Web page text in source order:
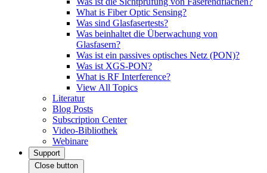
What is Fiber Optic Sensing?
Was sind Glasfasertests?
Was beinhaltet die Überwachung von
Glasfasern?
Was ist ein passives optisches Netz (PON)?
Was ist XGS-PON?
What is RF Interference?
View All Topics
Literatur
Blog Posts
Subscription Center
Video-Bibliothek
Webinare
Support
Close button